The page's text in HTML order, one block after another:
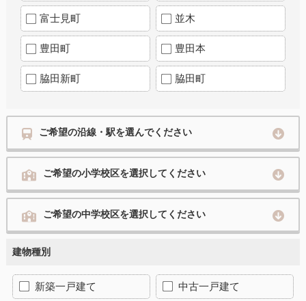
富士見町 並木
豊田町 豊田本
脇田新町 脇田町
ご希望の沿線・駅を選んでください
ご希望の小学校区を選択してください
ご希望の中学校区を選択してください
建物種別
新築一戸建て 中古一戸建て